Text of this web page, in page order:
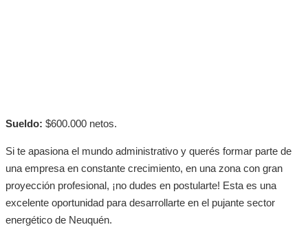
Sueldo: $600.000 netos.
Si te apasiona el mundo administrativo y querés formar parte de
una empresa en constante crecimiento, en una zona con gran
proyección profesional, ¡no dudes en postularte! Esta es una
excelente oportunidad para desarrollarte en el pujante sector
energético de Neuquén.